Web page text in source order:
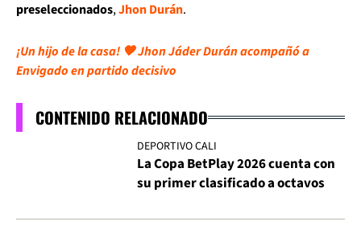
preseleccionados,Jhon Durán.
¡Un hijo de la casa! 🧡 Jhon Jáder Durán acompañó a
Envigado en partido decisivo
CONTENIDO RELACIONADO
DEPORTIVO CALI
La Copa BetPlay 2026 cuenta con
su primer clasificado a octavos